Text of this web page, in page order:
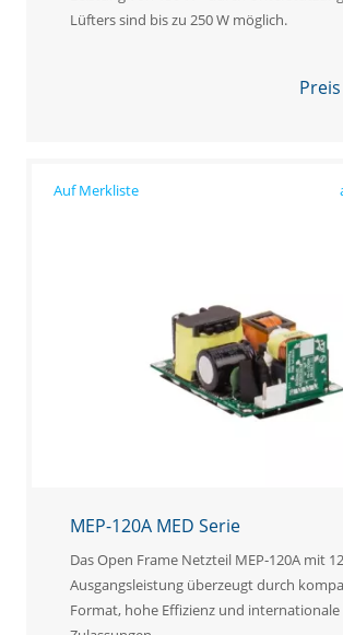
Lüfters sind bis zu 250 W möglich.
MEP-120A MED Serie
Das Open Frame Netzteil MEP‑120A mit
Ausgangsleistung überzeugt durch
Format, hohe Effizienz und internationale